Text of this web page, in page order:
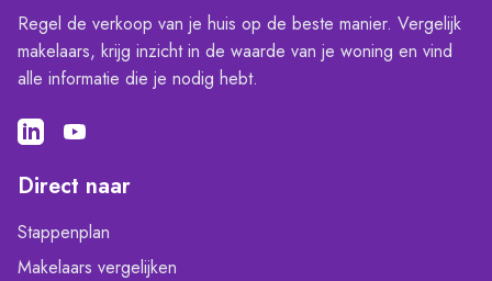
Regel de verkoop van je huis op de beste manier. Vergelijk
makelaars, krijg inzicht in de waarde van je woning en vind
alle informatie die je nodig hebt.
Direct naar
Stappenplan
Makelaars vergelijken